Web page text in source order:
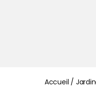
Accueil /